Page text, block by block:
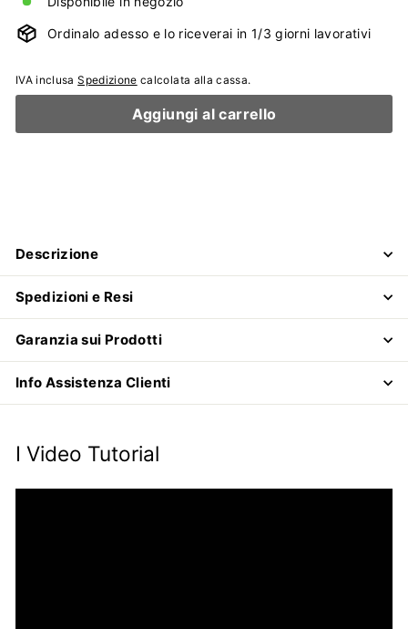
Ordinalo adesso e lo riceverai in 1/3 giorni lavorativi
IVA inclusaSpedizione calcolata alla cassa.
Aggiungi al carrello
Descrizione
Spedizioni e Resi
Garanzia sui Prodotti
Info Assistenza Clienti
I Video Tutorial